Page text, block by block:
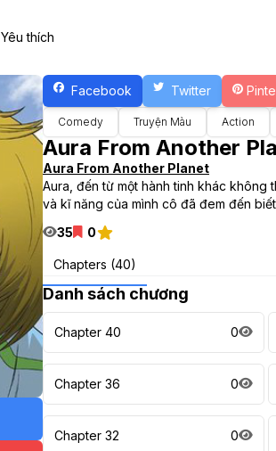
Yêu thích
Facebook Twitter
Comedy Truyện Màu Action
Aura From Another
Aura From Another Planet
Aura, đến từ một hành tinh khác
và kĩ năng của mình cô đã đem đến
35
0
Chapters (40)
Danh sách chương
Chapter 40 0
Chapter 36 0
Chapter 32 0